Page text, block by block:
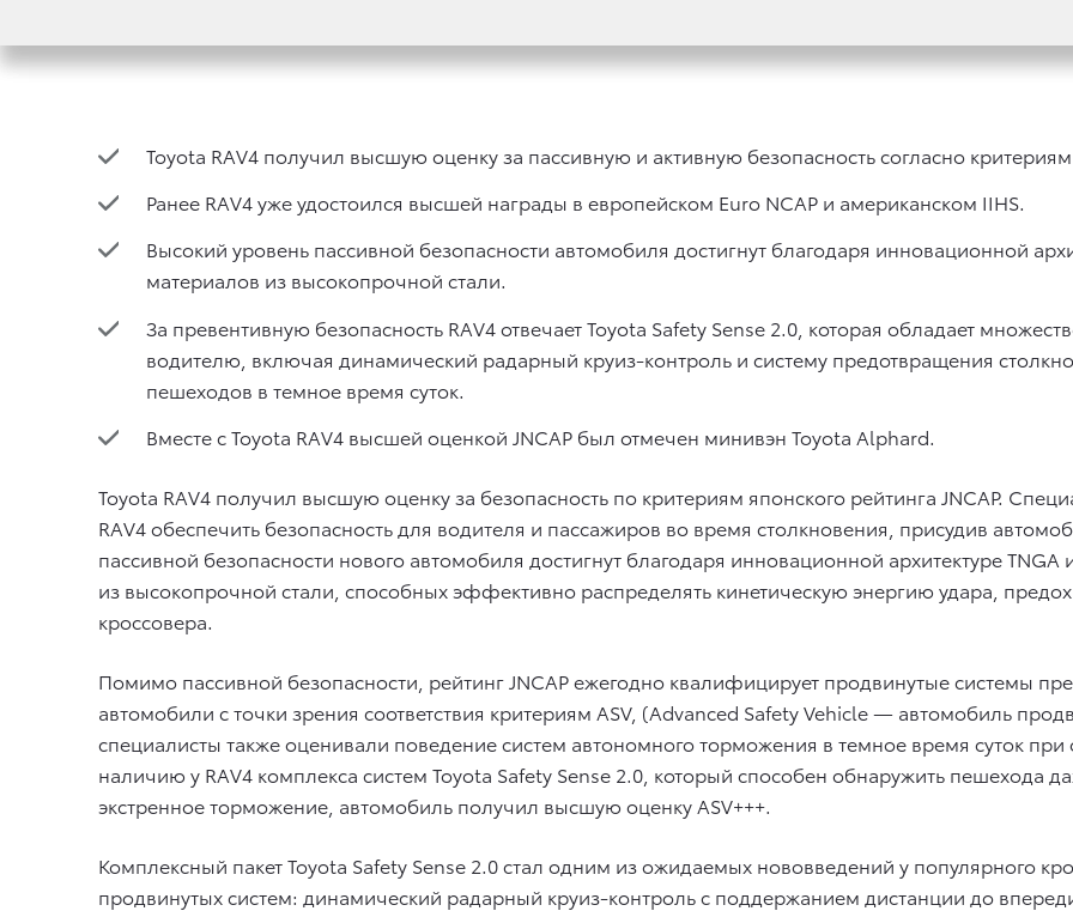
Toyota RAV4 получил высшую оценку за пассивную и активную безопасность согласно критериям
Ранее RAV4 уже удостоился высшей награды в европейском Euro NCAP и американском IIHS.
Высокий уровень пассивной безопасности автомобиля достигнут благодаря инновационной
материалов из высокопрочной стали.
За превентивную безопасность RAV4 отвечает Toyota Safety Sense 2.0, которая обладает
водителю, включая динамический радарный круиз-контроль и систему предотвращения
пешеходов в темное время суток.
Вместе с Toyota RAV4 высшей оценкой JNCAP был отмечен минивэн Toyota Alphard.
Toyota RAV4 получил высшую оценку за безопасность по критериям японского рейтинга JNCAP.
RAV4 обеспечить безопасность для водителя и пассажиров во время столкновения, присудив
пассивной безопасности нового автомобиля достигнут благодаря инновационной архитектуре
из высокопрочной стали, способных эффективно распределять кинетическую энергию удара,
кроссовера.
Помимо пассивной безопасности, рейтинг JNCAP ежегодно квалифицирует продвинутые системы
автомобили с точки зрения соответствия критериям ASV, (Advanced Safety Vehicle — автомобиль
специалисты также оценивали поведение систем автономного торможения в темное время суток
наличию у RAV4 комплекса систем Toyota Safety Sense 2.0, который способен обнаружить пешехода
экстренное торможение, автомобиль получил высшую оценку ASV+++.
Комплексный пакет Toyota Safety Sense 2.0 стал одним из ожидаемых нововведений у популярного
продвинутых систем: динамический радарный круиз-контроль с поддержанием дистанции до